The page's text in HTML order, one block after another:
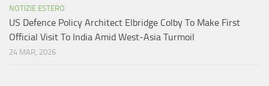
NOTIZIE ESTERO
US Defence Policy Architect Elbridge Colby To Make First
Official Visit To India Amid West-Asia Turmoil
24 MAR, 2026